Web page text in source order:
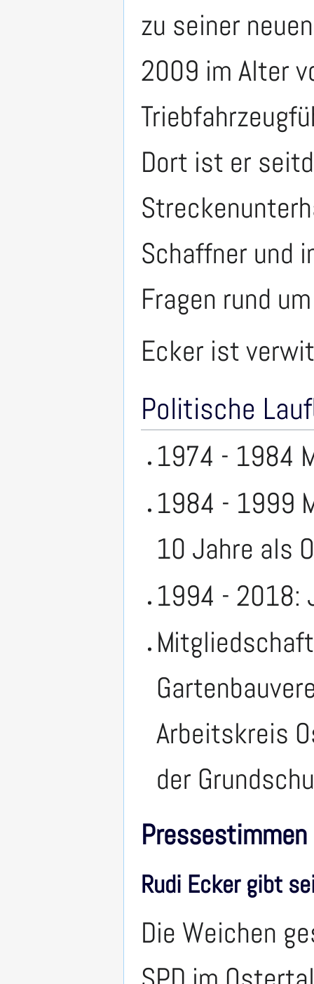
zu seiner
2009 im Alter
Dort ist er
Schaffner und
Fragen rund
Ecker ist
Politische
1974 - 1984
1984 - 1999
10 Jahre als
1994 - 2018:
Arbeitskreis
der
Pressestimmen
Rudi Ecker gibt
Die Weichen